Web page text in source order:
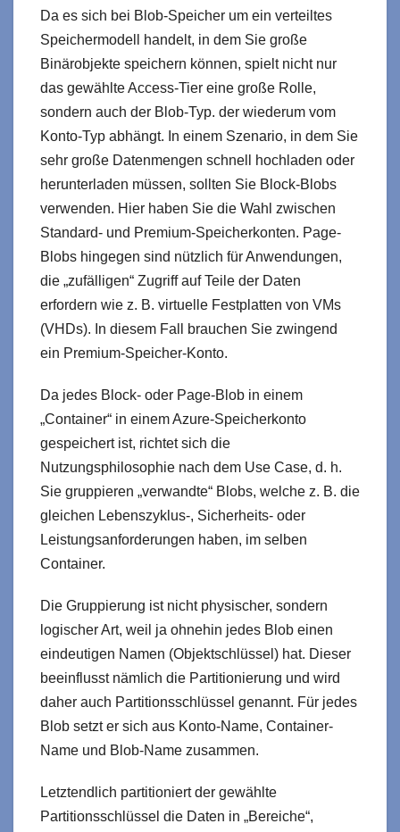
Da es sich bei Blob-Speicher um ein verteiltes
Speichermodell handelt, in dem Sie große
Binärobjekte speichern können, spielt nicht nur
das gewählte Access-Tier eine große Rolle,
sondern auch der Blob-Typ. der wiederum vom
Konto-Typ abhängt. In einem Szenario, in dem Sie
sehr große Datenmengen schnell hochladen oder
herunterladen müssen, sollten Sie Block-Blobs
verwenden. Hier haben Sie die Wahl zwischen
Standard- und Premium-Speicherkonten. Page-
Blobs hingegen sind nützlich für Anwendungen,
die „zufälligen“ Zugriff auf Teile der Daten
erfordern wie z. B. virtuelle Festplatten von VMs
(VHDs). In diesem Fall brauchen Sie zwingend
ein Premium-Speicher-Konto.
Da jedes Block- oder Page-Blob in einem
„Container“ in einem Azure-Speicherkonto
gespeichert ist, richtet sich die
Nutzungsphilosophie nach dem Use Case, d. h.
Sie gruppieren „verwandte“ Blobs, welche z. B. die
gleichen Lebenszyklus-, Sicherheits- oder
Leistungsanforderungen haben, im selben
Container.
Die Gruppierung ist nicht physischer, sondern
logischer Art, weil ja ohnehin jedes Blob einen
eindeutigen Namen (Objektschlüssel) hat. Dieser
beeinflusst nämlich die Partitionierung und wird
daher auch Partitionsschlüssel genannt. Für jedes
Blob setzt er sich aus Konto-Name, Container-
Name und Blob-Name zusammen.
Letztendlich partitioniert der gewählte
Partitionsschlüssel die Daten in „Bereiche“,